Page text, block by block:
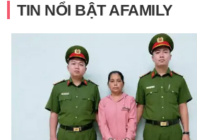
TIN NỔI BẬT AFAMILY